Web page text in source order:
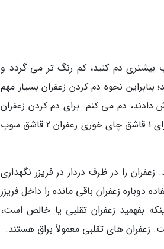
آب بیشتری دم کنید، کم رنگ تر می گردد و
نحوه دم کردن زعفران بسیار مهم
دادند، دم می کنم. برای دم کردن زعفران
به این روش ابتدا زعفران را بدون اضافه کردن شکر یا قند کاملاً پودر کنید. بعد به ازای 1 قاشق چای خوری زعفران 2 قاشق سوپ
را در ظرف دردار در فریزر نگهداری
دوباره زعفران باقی مانده را داخل فریزر
بفهمید زعفران تقلبی یا خالص است،
زعفران های تقلبی معمولاً براق هستند.